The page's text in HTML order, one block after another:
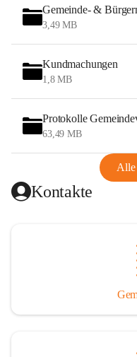
Gemeinde- &
3,49 MB
Kundmachungen
1,8 MB
Protokolle
63,49 MB
Alle
Kontakte